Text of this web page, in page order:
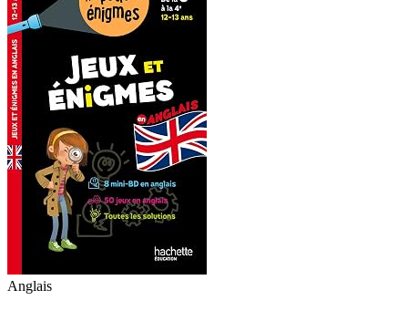
Anglais